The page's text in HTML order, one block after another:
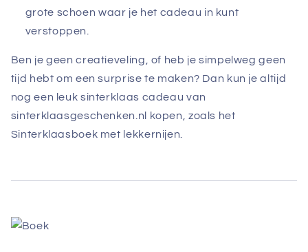
grote schoen waar je het cadeau in kunt
verstoppen.
Ben je geen creatieveling, of heb je simpelweg geen
tijd hebt om een surprise te maken? Dan kun je altijd
nog een leuk sinterklaas cadeau van
sinterklaasgeschenken.nl kopen, zoals het
Sinterklaasboek met lekkernijen.